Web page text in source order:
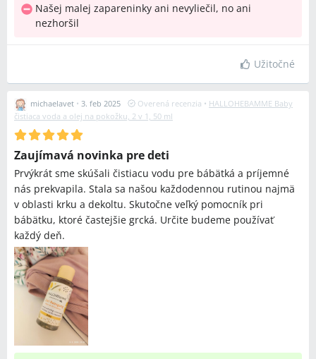
Našej malej zapareninky ani nevyliečil, no ani
nezhoršil
Užitočné
michaelavet • 3. feb 2025 Overená recenzia • HALLOHEBAMME Baby
čistiaca voda a olej na pokožku, 2 v 1, 50 ml
Zaujímavá novinka pre deti
Prvýkrát sme skúšali čistiacu vodu pre bábätká a príjemné
nás prekvapila. Stala sa našou každodennou rutinou najmä
v oblasti krku a dekoltu. Skutočne veľký pomocník pri
bábätku, ktoré častejšie grcká. Určite budeme používať
každý deň.